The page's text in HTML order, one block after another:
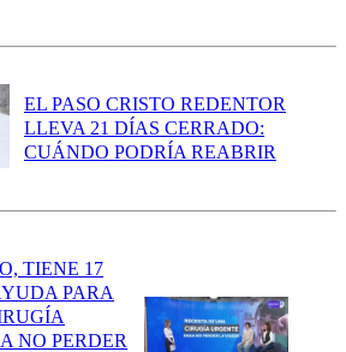
EL PASO CRISTO REDENTOR
LLEVA 21 DÍAS CERRADO:
CUÁNDO PODRÍA REABRIR
TIENE 17
PARA
NO PERDER